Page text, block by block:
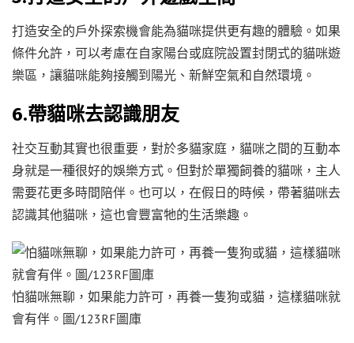
打造安全的戶外探索機會能為貓咪提供更有趣的體驗。如果
條件允許，可以考慮在自家陽台或庭院設置封閉式的貓咪遊
樂區，讓貓咪能夠接觸到陽光、新鮮空氣和自然環境。
6.帶貓咪去認識朋友
社交互動其實也很重要，對於多貓家庭，貓咪之間的互動本
身就是一種很好的娛樂方式。但對於單獨飼養的貓咪，主人
需要花更多時間陪伴。也可以，在假日的時候，帶著貓咪去
認識其他貓咪，這也會豐富牠的生活樂趣。
怕貓咪無聊，如果能力許可，再養一隻狗或貓，這樣貓咪就
會有伴。圖/123RF圖庫